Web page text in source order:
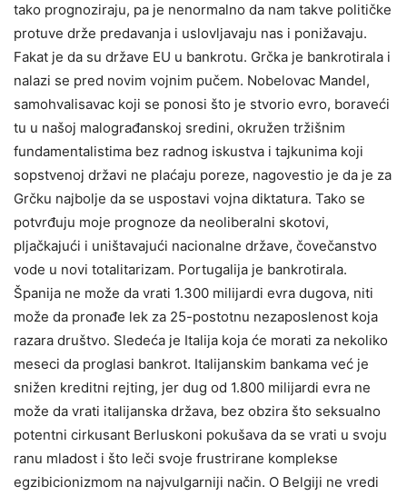
tako prognoziraju, pa je nenormalno da nam takve političke
protuve drže predavanja i uslovljavaju nas i ponižavaju.
Fakat je da su države EU u bankrotu. Grčka je bankrotirala i
nalazi se pred novim vojnim pučem. Nobelovac Mandel,
samohvalisavac koji se ponosi što je stvorio evro, boraveći
tu u našoj malograđanskoj sredini, okružen tržišnim
fundamentalistima bez radnog iskustva i tajkunima koji
sopstvenoj državi ne plaćaju poreze, nagovestio je da je za
Grčku najbolje da se uspostavi vojna diktatura. Tako se
potvrđuju moje prognoze da neoliberalni skotovi,
pljačkajući i uništavajući nacionalne države, čovečanstvo
vode u novi totalitarizam. Portugalija je bankrotirala.
Španija ne može da vrati 1.300 milijardi evra dugova, niti
može da pronađe lek za 25-postotnu nezaposlenost koja
razara društvo. Sledeća je Italija koja će morati za nekoliko
meseci da proglasi bankrot. Italijanskim bankama već je
snižen kreditni rejting, jer dug od 1.800 milijardi evra ne
može da vrati italijanska država, bez obzira što seksualno
potentni cirkusant Berluskoni pokušava da se vrati u svoju
ranu mladost i što leči svoje frustrirane komplekse
egzibicionizmom na najvulgarniji način. O Belgiji ne vredi